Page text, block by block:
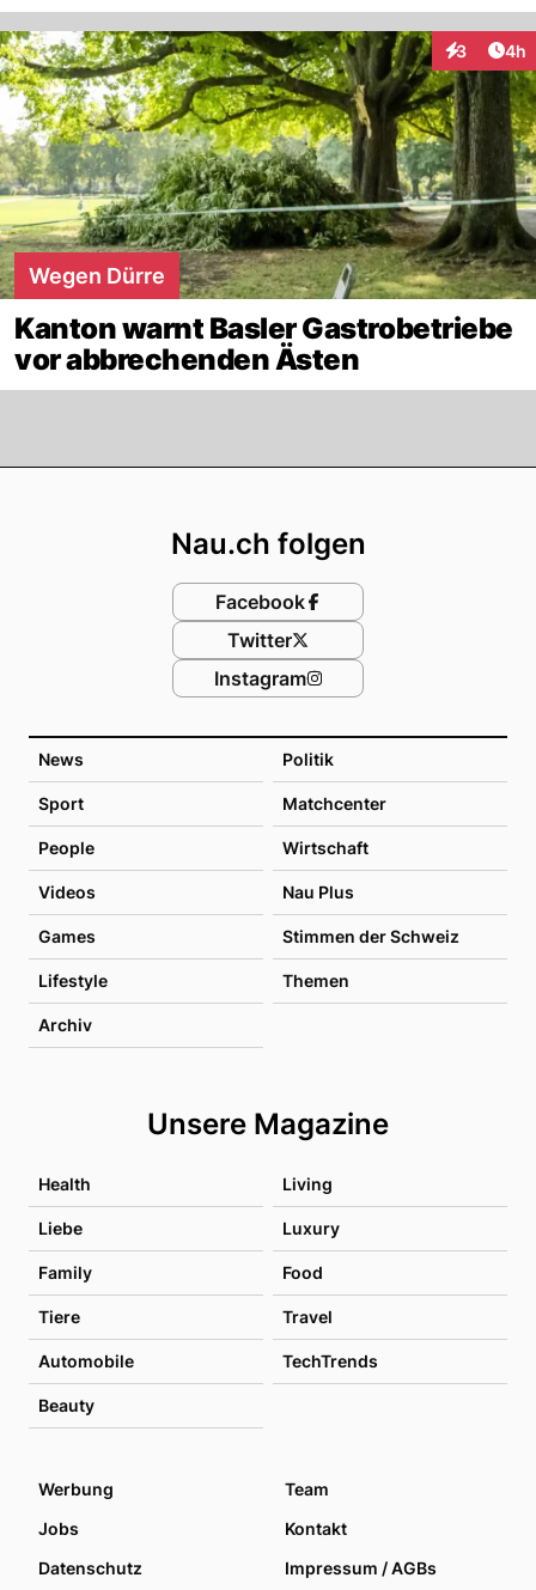
3 4h
Wegen Dürre
Kanton warnt Basler Gastrobetriebe
vor abbrechenden Ästen
News Politik
Sport Matchcenter
People Wirtschaft
Videos Nau Plus
Games Stimmen der Schweiz
Lifestyle Themen
Archiv
Unsere Magazine
Health Living
Liebe Luxury
Family Food
Tiere Travel
Automobile TechTrends
Beauty
Nau.ch folgen
Facebook
Twitter
Instagram
Werbung
Team
Jobs
Kontakt
Datenschutz
Impressum / AGBs